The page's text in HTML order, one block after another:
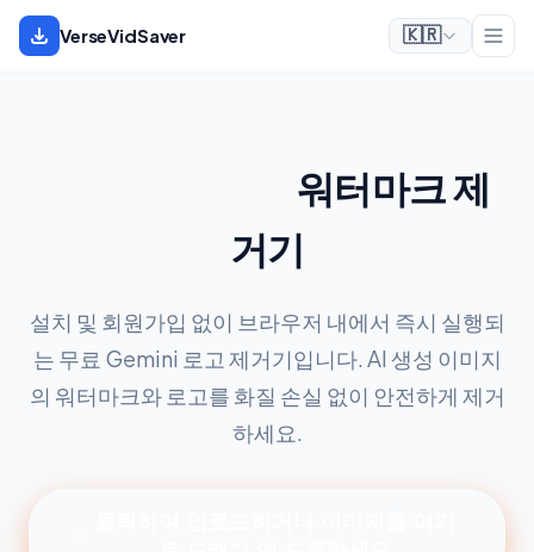
VerseVidSaver 🇰🇷
워터마크 제
거기
설치 및 회원가입 없이 브라우저 내에서 즉시 실행되
는 무료 Gemini 로고 제거기입니다. AI 생성 이미지
의 워터마크와 로고를 화질 손실 없이 안전하게 제거
하세요.